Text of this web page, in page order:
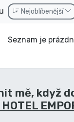
Nejoblíbenější
Seznam je
mě, když
HOTEL
platba